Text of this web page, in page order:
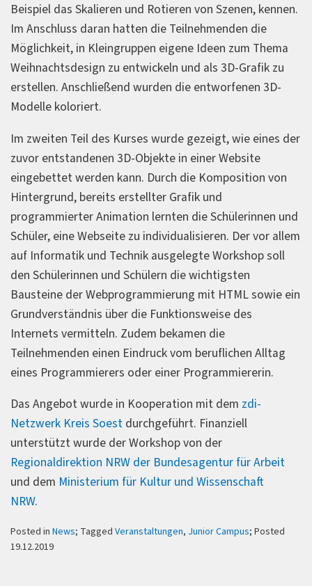
Beispiel das Skalieren und Rotieren von Szenen, kennen.
Im Anschluss daran hatten die Teilnehmenden die
Möglichkeit, in Kleingruppen eigene Ideen zum Thema
Weihnachtsdesign zu entwickeln und als 3D-Grafik zu
erstellen. Anschließend wurden die entworfenen 3D-
Modelle koloriert.
Im zweiten Teil des Kurses wurde gezeigt, wie eines der
zuvor entstandenen 3D-Objekte in einer Website
eingebettet werden kann. Durch die Komposition von
Hintergrund, bereits erstellter Grafik und
programmierter Animation lernten die Schülerinnen und
Schüler, eine Webseite zu individualisieren. Der vor allem
auf Informatik und Technik ausgelegte Workshop soll
den Schülerinnen und Schülern die wichtigsten
Bausteine der Webprogrammierung mit HTML sowie ein
Grundverständnis über die Funktionsweise des
Internets vermitteln. Zudem bekamen die
Teilnehmenden einen Eindruck vom beruflichen Alltag
eines Programmierers oder einer Programmiererin.
Das Angebot wurde in Kooperation mit dem zdi-
Netzwerk Kreis Soest durchgeführt. Finanziell
unterstützt wurde der Workshop von der
Regionaldirektion NRW der Bundesagentur für Arbeit
und dem Ministerium für Kultur und Wissenschaft
NRW.
Posted in News; Tagged Veranstaltungen, Junior Campus; Posted
19.12.2019